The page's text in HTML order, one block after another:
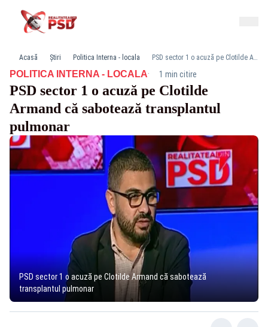
Acasă Știri Politica Interna - locala PSD sector 1 o acuză pe Clotilde Armand că sabotează transplantul pulmonar
POLITICA INTERNA - LOCALA· 1 min citire
PSD sector 1 o acuză pe Clotilde
Armand că sabotează transplantul
pulmonar
PSD sector 1 o acuză pe Clotilde Armand că sabotează
transplantul pulmonar